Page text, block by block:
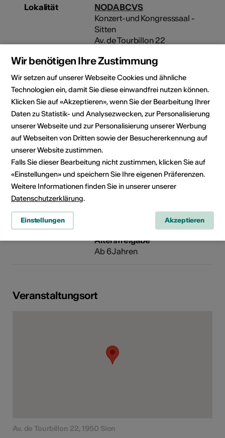
Lokalität
NODA BCVS
Konzert-und Kongresssaal -
Sitten
Av. de Tourbillon 22
Veranstalter
NODA WKB
Konzert-und Kongresssaal -
Sitten
Av. de Tourbillon 22
1950 Sion
Telefon +41 27 563 70 71
Reservationen +41 27 563 70 71
E-Mail
Webseite
Rubrik
Art der Veranstaltung
Altersfreigabe
Ab 6 Jahren
Veranstaltungsort
Av. de Tourbillon 22, 1950 Sion
Wir benötigen Ihre Zustimmung
Wir setzen auf unserer Webseite Cookies und ähnliche
Technologien ein, damit Sie diese einwandfrei nutzen können.
Klicken Sie auf «Akzeptieren», wenn Sie der Bearbeitung Ihrer
Daten zu Statistik- und Analysezwecken, zur Personalisierung
unserer Webseite und zur Personalisierung unserer Werbung
auf Webseiten von Dritten sowie der Besuchererkennung auf
unserer Website zustimmen.
Falls Sie dieser Bearbeitung nicht zustimmen, klicken Sie auf
«Einstellungen» und speichern Sie Ihre eigenen Präferenzen.
Weitere Informationen finden Sie in unserer unserer
Datenschutzerklärung.
Einstellungen Akzeptieren